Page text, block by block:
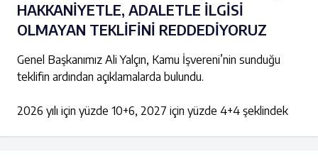
HAKKANİYETLE, ADALETLE İLGİSİ
OLMAYAN TEKLİFİNİ REDDEDİYORUZ
Genel Başkanımız Ali Yalçın, Kamu İşvereni’nin sunduğu
teklifin ardından açıklamalarda bulundu.
2026 yılı için yüzde 10+6, 2027 için yüzde 4+4 şeklindek